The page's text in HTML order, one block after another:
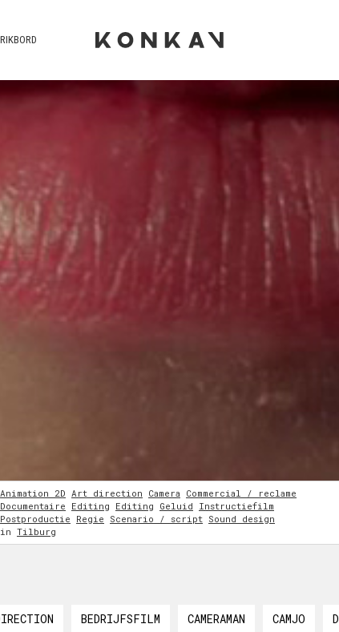
Animation 2D Art direction Camera Commercial / reclame
Documentaire Editing Editing Geluid Instructiefilm
Postproductie Regie Scenario / script Sound design
in Tilburg
BEDRIJFSFILM CAMERAMAN CAMJO